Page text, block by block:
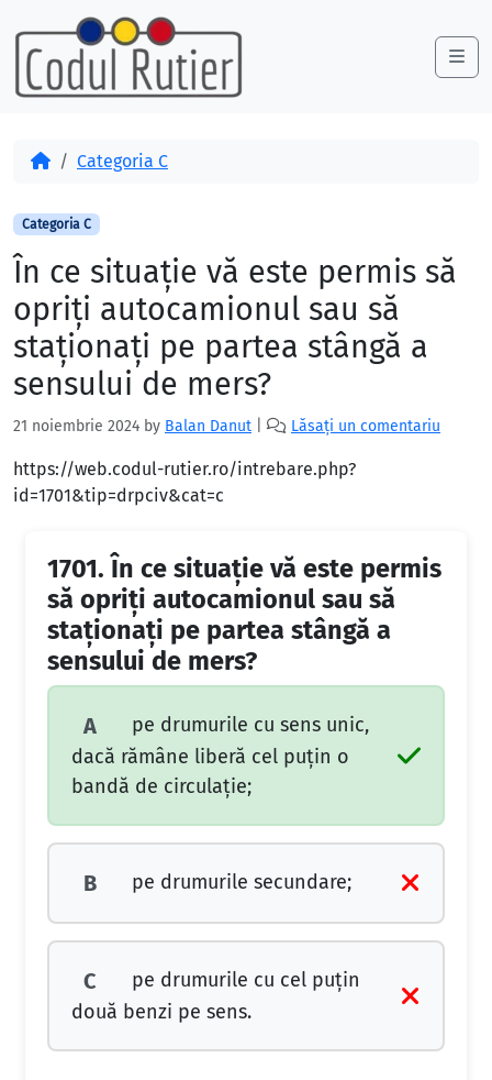
Skip to content
Skip to footer
AcasăCategoria C
Categoria C
În ce situaţie vă este permis să
opriţi autocamionul sau să
staţionaţi pe partea stângă a
sensului de mers?
21 noiembrie 2024 by Balan Danut Lăsați un comentariu
https://web.codul-rutier.ro/intrebare.php?
id=1701&tip=drpciv&cat=c
1701. În ce situaţie vă este permis
să opriţi autocamionul sau să
staţionaţi pe partea stângă a
sensului de mers?
A
pe drumurile cu sens unic,
dacă rămâne liberă cel puţin o
bandă de circulaţie;
B pe drumurile secundare;
C
pe drumurile cu cel puţin
două benzi pe sens.